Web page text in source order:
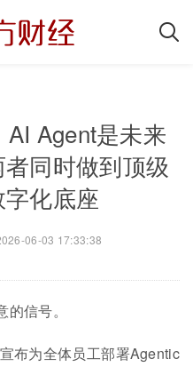
Agent是未来
同时做到顶级
化底座
06-03 17:33:38
信号。
为全体员工部署Agentic